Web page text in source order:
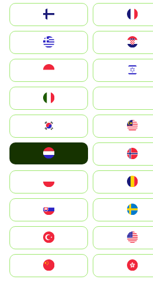
United Kingdom
Magyarország
South Korea
United States
中國香港特別行政區